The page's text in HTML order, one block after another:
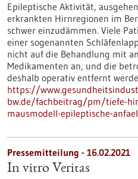
Epileptische Aktivität,
erkrankten Hirnregionen im
schwer einzudämmen. Viele
einer sogenannten
nicht auf die Behandlung mit
Medikamenten an, und die
deshalb operativ entfernt
https://
bw.de/fachbeitrag/pm/tiefe-
mausmodell-epileptische-
Pressemitteilung - 16.02.2021
In vitro Veritas